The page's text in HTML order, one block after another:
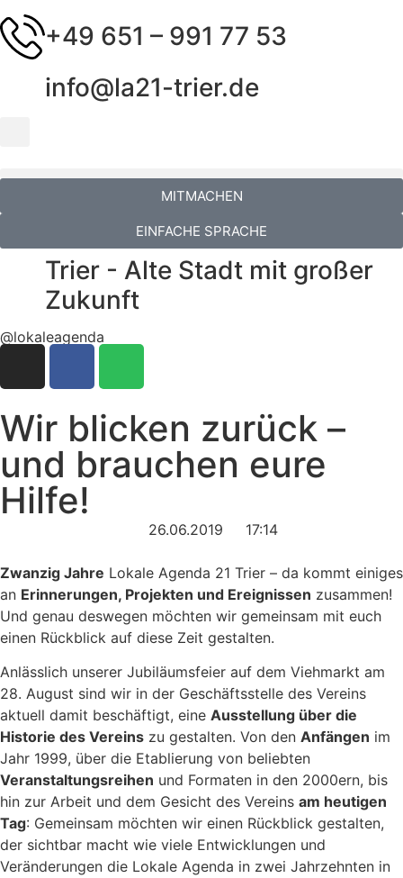
+49 651 – 991 77 53
info@la21-trier.de
MITMACHEN
EINFACHE SPRACHE
Trier - Alte Stadt mit großer
Zukunft
@lokaleagenda
Wir blicken zurück –
und brauchen eure
Hilfe!
26.06.2019 17:14
Zwanzig Jahre Lokale Agenda 21 Trier – da kommt einiges
an Erinnerungen, Projekten und Ereignissen zusammen!
Und genau deswegen möchten wir gemeinsam mit euch
einen Rückblick auf diese Zeit gestalten.
Anlässlich unserer Jubiläumsfeier auf dem Viehmarkt am
28. August sind wir in der Geschäftsstelle des Vereins
aktuell damit beschäftigt, eine Ausstellung über die
Historie des Vereins zu gestalten. Von den Anfängen im
Jahr 1999, über die Etablierung von beliebten
Veranstaltungsreihen und Formaten in den 2000ern, bis
hin zur Arbeit und dem Gesicht des Vereins am heutigen
Tag: Gemeinsam möchten wir einen Rückblick gestalten,
der sichtbar macht wie viele Entwicklungen und
Veränderungen die Lokale Agenda in zwei Jahrzehnten in